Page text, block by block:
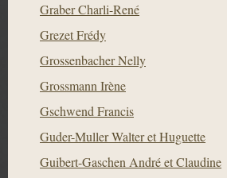
Graber Charli-René
Grezet Frédy
Grossenbacher Nelly
Grossmann Irène
Gschwend Francis
Guder-Muller Walter et Huguette
Guibert-Gaschen André et Claudine